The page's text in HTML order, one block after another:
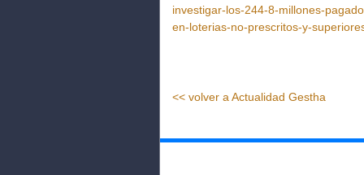
investigar-los-244-8-millones-
en-loterias-no-prescritos-y-
<< volver a Actualidad Gestha